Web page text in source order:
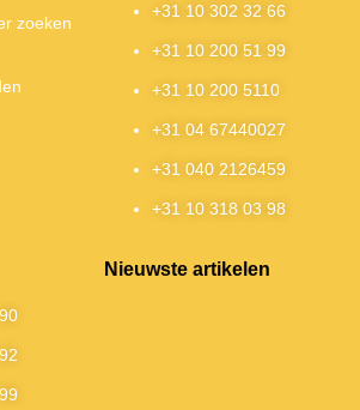
zoeken
+31 10 302 32 66
+31 10 200 51 99
+31 10 200 5110
+31 04 67440027
+31 040 2126459
+31 10 318 03 98
Nieuwste artikelen